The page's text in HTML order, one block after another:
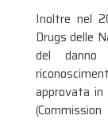
Inoltre nel
Drugs delle
del
approvata in